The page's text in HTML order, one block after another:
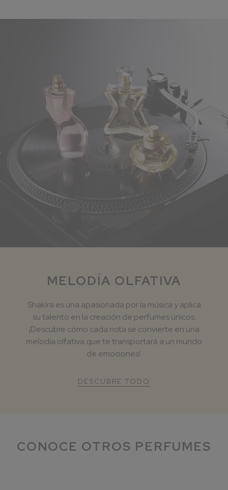
MELODÍA OLFATIVA
Shakira es una apasionada por la música y aplica
su talento en la creación de perfumes únicos.
¡Descubre cómo cada nota se convierte en una
melodía olfativa que te transportará a un mundo
de emociones! ​
DESCUBRE TODO
CONOCE OTROS PERFUMES